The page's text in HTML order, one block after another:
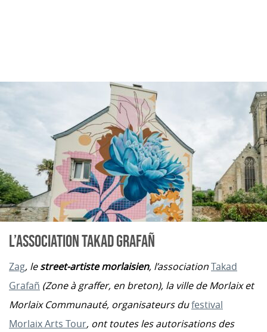
L’ASSOCIATION TAKAD GRAFAÑ
Zag, lestreet-artiste morlaisien, l’associationTakad
Grafañ (Zone à graffer, en breton), la ville de Morlaix et
Morlaix Communauté, organisateurs dufestival
Morlaix Arts Tour, ont toutes les autorisations des